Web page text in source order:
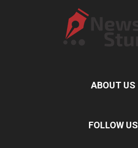
ABOUT US
FOLLOW US